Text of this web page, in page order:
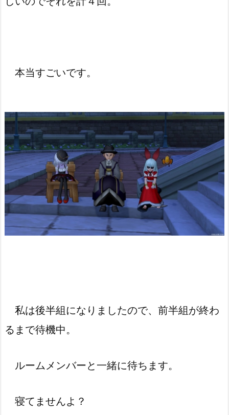
本当すごいです。
私は後半組になりましたので、前半組が終わ
るまで待機中。
ルームメンバーと一緒に待ちます。
寝てませんよ？